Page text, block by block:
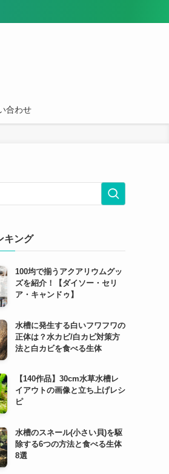
合わせ
キング
100均で揃うアクアリウムグッ
ズを紹介！【ダイソー・セリ
ア・キャンドゥ】
水槽に発生する白いフワフワの
正体は？水カビ/白カビ対策方
法と白カビを食べる生体
【140作品】30cm水草水槽レ
イアウトの画像と立ち上げレシ
ピ
水槽のスネール(小さい貝)を駆
除する6つの方法と食べる生体
8選